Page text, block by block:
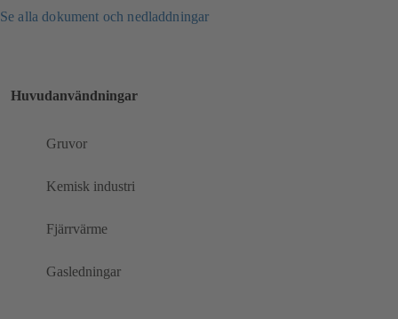
Se alla dokument och nedladdningar
Huvudanvändningar
Gruvor
Kemisk industri
Fjärrvärme
Gasledningar